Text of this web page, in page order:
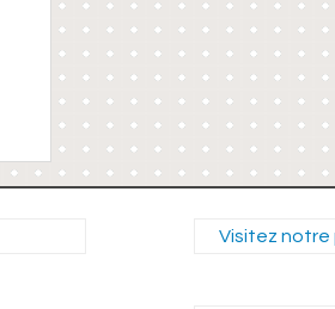
Visitez notre